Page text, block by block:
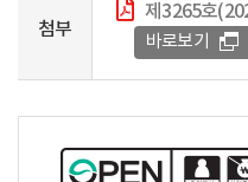
첨부
제3265호
바로보기